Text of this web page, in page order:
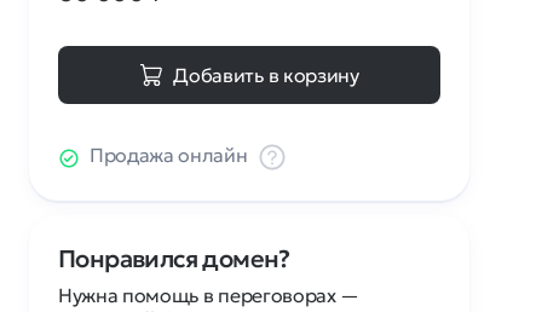
Добавить в корзину
Продажа онлайн
Понравился домен?
Нужна помощь в переговорах —